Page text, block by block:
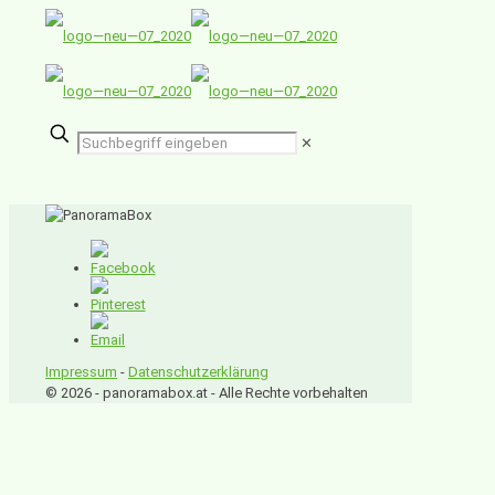
✕
Impressum - Datenschutzerklärung
© 2026 - panoramabox.at - Alle Rechte vorbehalten